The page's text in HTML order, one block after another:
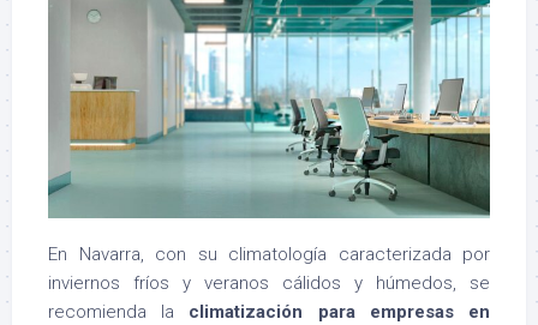
En Navarra, con su climatología caracterizada por
inviernos fríos y veranos cálidos y húmedos, se
recomienda la climatización para empresas en